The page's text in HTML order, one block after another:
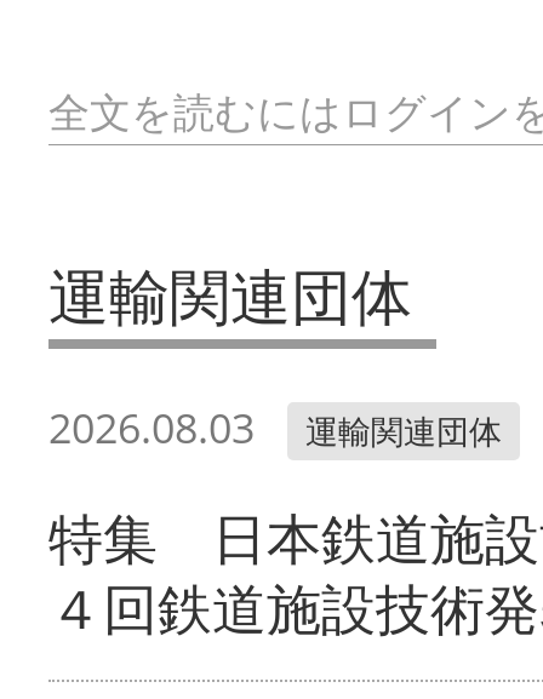
全文を読むにはログイン
運輸関連団体
2026.08.03 運輸関連団体
特集 日本鉄道施
４回鉄道施設技術